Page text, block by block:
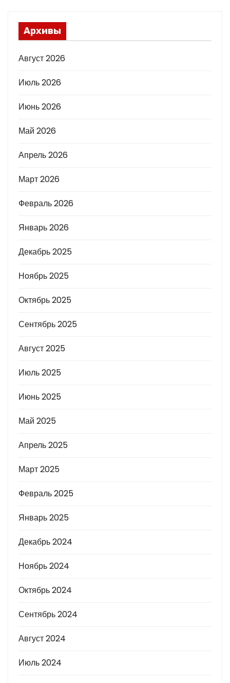
Архивы
Август 2026
Июль 2026
Июнь 2026
Май 2026
Апрель 2026
Март 2026
Февраль 2026
Январь 2026
Декабрь 2025
Ноябрь 2025
Октябрь 2025
Сентябрь 2025
Август 2025
Июль 2025
Июнь 2025
Май 2025
Апрель 2025
Март 2025
Февраль 2025
Январь 2025
Декабрь 2024
Ноябрь 2024
Октябрь 2024
Сентябрь 2024
Август 2024
Июль 2024